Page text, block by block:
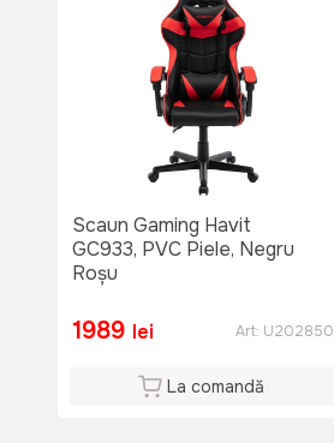
Scaun Gaming Havit
GC933, PVC Piele, Negru
Roșu
1989 lei Art: U202850
La comandă